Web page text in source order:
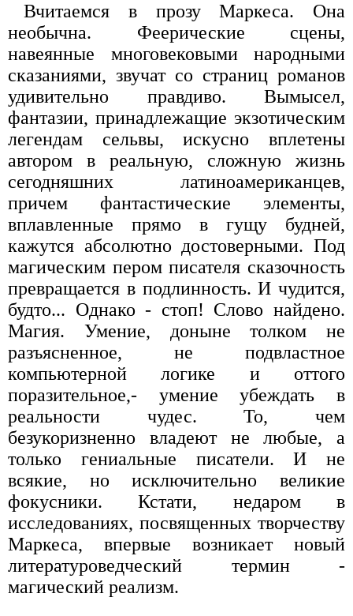
Вчитаемся в прозу Маркеса. Она
необычна. Феерические сцены,
навеянные многовековыми народными
сказаниями, звучат со страниц романов
удивительно правдиво. Вымысел,
фантазии, принадлежащие экзотическим
легендам сельвы, искусно вплетены
автором в реальную, сложную жизнь
сегодняшних латиноамериканцев,
причем фантастические элементы,
вплавленные прямо в гущу будней,
кажутся абсолютно достоверными. Под
магическим пером писателя сказочность
превращается в подлинность. И чудится,
будто... Однако - стоп! Слово найдено.
Магия. Умение, доныне толком не
разъясненное, не подвластное
компьютерной логике и оттого
поразительное,- умение убеждать в
реальности чудес. То, чем
безукоризненно владеют не любые, а
только гениальные писатели. И не
всякие, но исключительно великие
фокусники. Кстати, недаром в
исследованиях, посвященных творчеству
Маркеса, впервые возникает новый
литературоведческий термин -
магический реализм.